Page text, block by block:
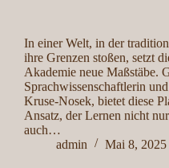
In einer Welt, in der
ihre Grenzen stoßen, setzt
Akademie neue Maßstäbe.
Sprachwissenschaftlerin
Kruse-Nosek, bietet diese
Ansatz, der Lernen nicht
auch…
admin
Mai 8, 2025